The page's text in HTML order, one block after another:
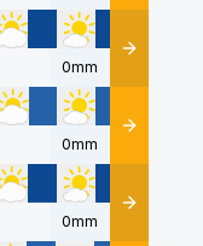
0mm Détails
0mm Détails
0mm Détails